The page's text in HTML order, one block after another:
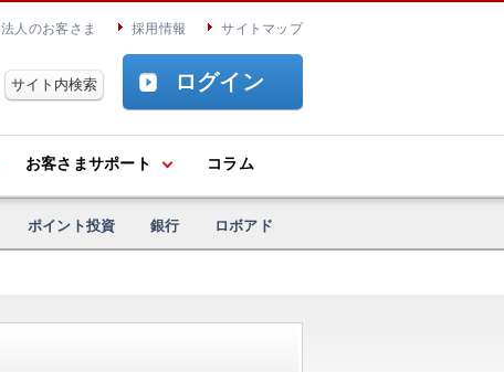
法人のお客さま 採用情報 サイトマップ
ログイン
お客さまサポート コラム
ポイント投資 銀行 ロボアド